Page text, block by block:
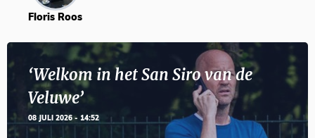
Floris Roos
‘Welkom in het San Siro van de
Veluwe’
08 JULI 2026 - 14:52